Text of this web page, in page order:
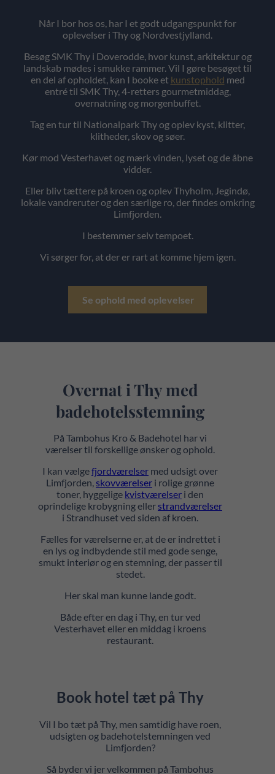
Når I bor hos os, har I et godt udgangspunkt for
oplevelser i Thy og Nordvestjylland.
Besøg SMK Thy i Doverodde, hvor kunst, arkitektur og
landskab mødes i smukke rammer. Vil I gøre besøget til
en del af opholdet, kan I booke et kunstophold med
entré til SMK Thy, 4-retters gourmetmiddag,
overnatning og morgenbuffet.
Tag en tur til Nationalpark Thy og oplev kyst, klitter,
klitheder, skov og søer.
Kør mod Vesterhavet og mærk vinden, lyset og de åbne
vidder.
Eller bliv tættere på kroen og oplev Thyholm, Jegindø,
lokale vandreruter og den særlige ro, der findes omkring
Limfjorden.
I bestemmer selv tempoet.
Vi sørger for, at der er rart at komme hjem igen.
Se ophold med oplevelser
Overnat i Thy med
badehotelsstemning
På Tambohus Kro & Badehotel har vi
værelser til forskellige ønsker og ophold.
I kan vælgefjordværelser med udsigt over
Limfjorden, skovværelser i rolige grønne
toner, hyggelige kvistværelser i den
oprindelige krobygning eller strandværelser
i Strandhuset ved siden af kroen.
Fælles for værelserne er, at de er indrettet i
en lys og indbydende stil med gode senge,
smukt interiør og en stemning, der passer til
stedet.
Her skal man kunne lande godt.
Både efter en dag i Thy, en tur ved
Vesterhavet eller en middag i kroens
restaurant.
Book hotel tæt på Thy
Vil I bo tæt på Thy, men samtidig have roen,
udsigten og badehotelstemningen ved
Limfjorden?
Så byder vi jer velkommen på Tambohus